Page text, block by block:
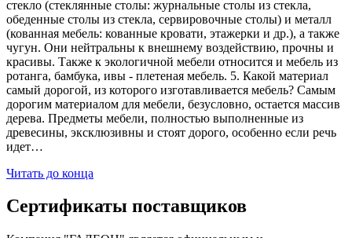
стекло (стеклянные столы: журнальные столы из стекла,
обеденные столы из стекла, сервировочные столы) и металл
(кованная мебель: кованные кровати, этажерки и др.), а также
чугун. Они нейтральны к внешнему воздействию, прочны и
красивы. Также к экологичной мебели относится и мебель из
ротанга, бамбука, ивы - плетеная мебель. 5. Какой материал
самый дорогой, из которого изготавливается мебель? Самым
дорогим материалом для мебели, безусловно, остается массив
дерева. Предметы мебели, полностью выполненные из
древесины, эксклюзивны и стоят дорого, особенно если речь
идет…
Читать до конца
Сертификаты поставщиков